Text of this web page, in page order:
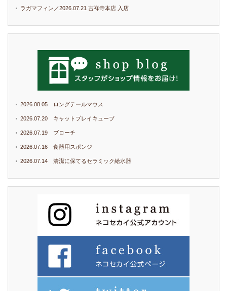
ラガマフィン／2026.07.21 吉祥寺本店 入店
2026.08.05 ロングテールマウス
2026.07.20 キャットプレイキューブ
2026.07.19 ブローチ
2026.07.16 食器用スポンジ
2026.07.14 清潔に保てるセラミック給水器